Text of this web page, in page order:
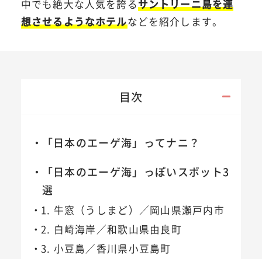
中でも絶大な人気を誇るサントリーニ島を連
想させるようなホテルなどを紹介します。
目次
「日本のエーゲ海」ってナニ？
「日本のエーゲ海」っぽいスポット3
選
1. 牛窓（うしまど）／岡山県瀬戸内市
2. 白崎海岸／和歌山県由良町
3. 小豆島／香川県小豆島町